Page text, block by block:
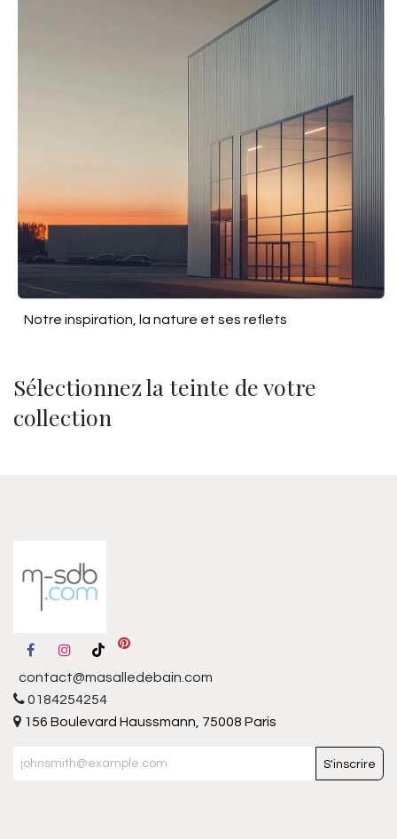
Sélectionnez la teinte de votre
collection
Notre inspiration, la nature et ses reflets
contact@masalledebain.com
0184254254
156 Boulevard Haussmann, 75008 Paris
S'inscrire